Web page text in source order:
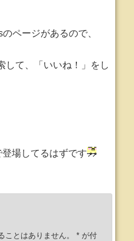
ページがあるので、
して、「いいね！」をし
場してるはずです
ことはありません。 *が付